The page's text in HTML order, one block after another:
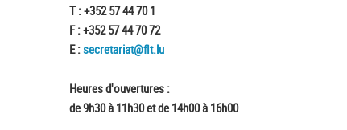
T : +352 57 44 70 1
F : +352 57 44 70 72
E :secretariat@flt.lu
Heures d'ouvertures :
de 9h30 à 11h30 et de 14h00 à 16h00